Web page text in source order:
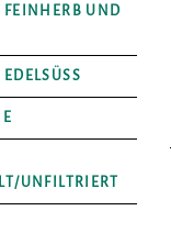
UND
UNFILTRIERT